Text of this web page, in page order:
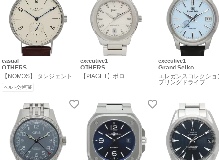
casual
OTHERS
【NOMOS】 タンジェント
ベルト交換可能
executive1
OTHERS
【PIAGET】ポロ
executive1
Grand Seiko
エレガンスコレクショ
プリングドライブ